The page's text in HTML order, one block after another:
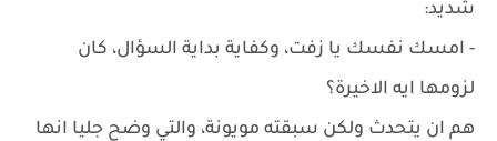
شديد:
- امسك نفسك يا زفت، وكفاية بداية السؤال، كان
لزومها ايه الاخيرة؟
هم ان يتحدث ولكن سبقته مويونة، والتي وضح جليا انها